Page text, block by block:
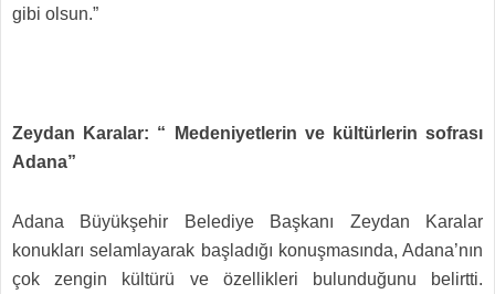
gibi olsun.”
Zeydan Karalar: “ Medeniyetlerin ve kültürlerin sofrası
Adana”
Adana Büyükşehir Belediye Başkanı Zeydan Karalar
konukları selamlayarak başladığı konuşmasında, Adana’nın
çok zengin kültürü ve özellikleri bulunduğunu belirtti.